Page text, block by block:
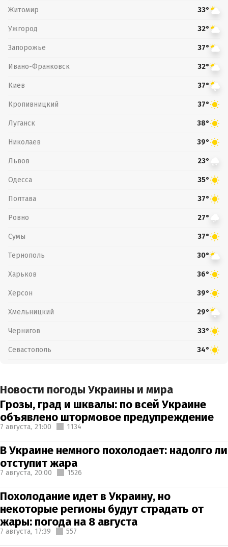
Житомир 33°
Ужгород 32°
Запорожье 37°
Ивано-Франковск 32°
Киев 37°
Кропивницкий 37°
Луганск 38°
Николаев 39°
Львов 23°
Одесса 35°
Полтава 37°
Ровно 27°
Сумы 37°
Тернополь 30°
Харьков 36°
Херсон 39°
Хмельницкий 29°
Чернигов 33°
Севастополь 34°
Новости погоды Украины и мира
Грозы, град и шквалы: по всей Украине
объявлено штормовое предупреждение
7 августа, 21:00 1134
В Украине немного похолодает: надолго ли
отступит жара
7 августа, 20:00 1526
Похолодание идет в Украину, но
некоторые регионы будут страдать от
жары: погода на 8 августа
7 августа, 17:39 557